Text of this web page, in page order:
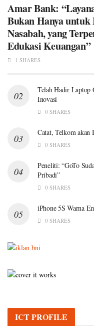
Amar Bank:
Bukan Hanya
Nasabah, yang
Edukasi Keuangan”
1 SHARES
Telah Hadir Laptop
Inovasi
0 SHARES
Catat, Telkom
0 SHARES
Peneliti: “GoTo
Pribadi”
0 SHARES
iPhone 5S Warna
0 SHARES
ICT PROFILE